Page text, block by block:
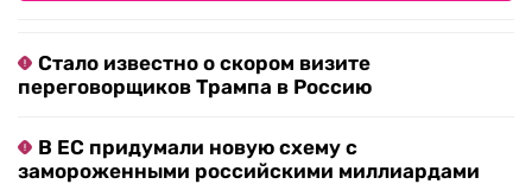
Стало известно о скором визите
переговорщиков Трампа в Россию
В ЕС придумали новую схему с
замороженными российскими миллиардами